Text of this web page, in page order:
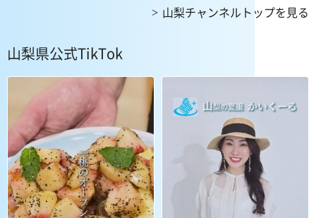
山梨チャンネルトップを見る
山梨県公式TikTok